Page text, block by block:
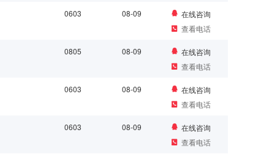
0603 08-09
在线咨询
查看电话
0805 08-09
在线咨询
查看电话
0603 08-09
在线咨询
查看电话
0603 08-09
在线咨询
查看电话